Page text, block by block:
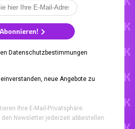
Abonnieren!
Datenschutzbestimmungen
neue Angebote zu
Ihre E-Mail-Privatsphäre.
den Newsletter jederzeit abbestellen.